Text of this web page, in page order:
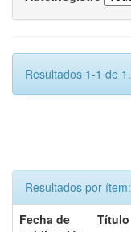
Resultados 1-1 de 1.
Resultados por ítem:
Fecha de
Título